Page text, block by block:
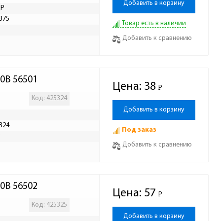
Добавить в корзину
Товар есть в наличии
Добавить к сравнению
56501
Код: 425324
Цена: 38 Р
-
Добавить в корзину
Под заказ
Добавить к сравнению
56502
Код: 425325
Цена: 57 Р
-
Добавить в корзину